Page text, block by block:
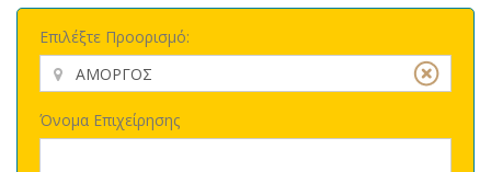
Επιλέξτε Προορισμό:
Όνομα Επιχείρησης